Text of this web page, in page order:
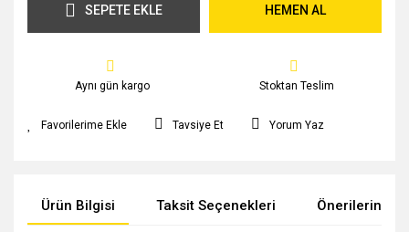
SEPETE EKLE HEMEN AL
Aynı gün kargo Stoktan Teslim
Tavsiye Et Yorum Yaz
Ürün Bilgisi Taksit Seçenekleri Önerileriniz